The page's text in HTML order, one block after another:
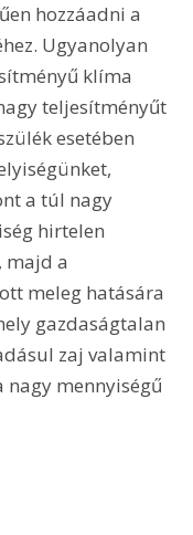
hozzáadni a
Ugyanolyan
klíma
teljesítményűt
esetében
a túl nagy
hirtelen
majd a
meleg hatására
gazdaságtalan
zaj valamint
nagy mennyiségű